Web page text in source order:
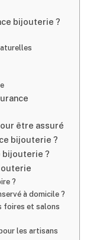
bijouterie ?
être assuré
bijouterie ?
bijouterie ?
?
à domicile ?
foires et salons
les artisans